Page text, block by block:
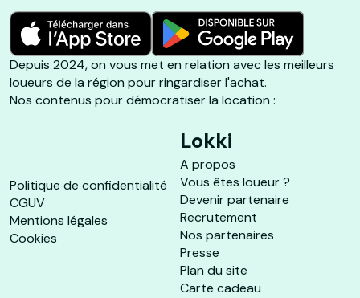
Depuis 2024, on vous met en relation avec les meilleurs
loueurs de la région pour ringardiser l'achat.
Nos contenus pour démocratiser la location :
Politique de confidentialité
CGUV
Mentions légales
Cookies
Lokki
A propos
Vous êtes loueur ?
Devenir partenaire
Recrutement
Nos partenaires
Presse
Plan du site
Carte cadeau